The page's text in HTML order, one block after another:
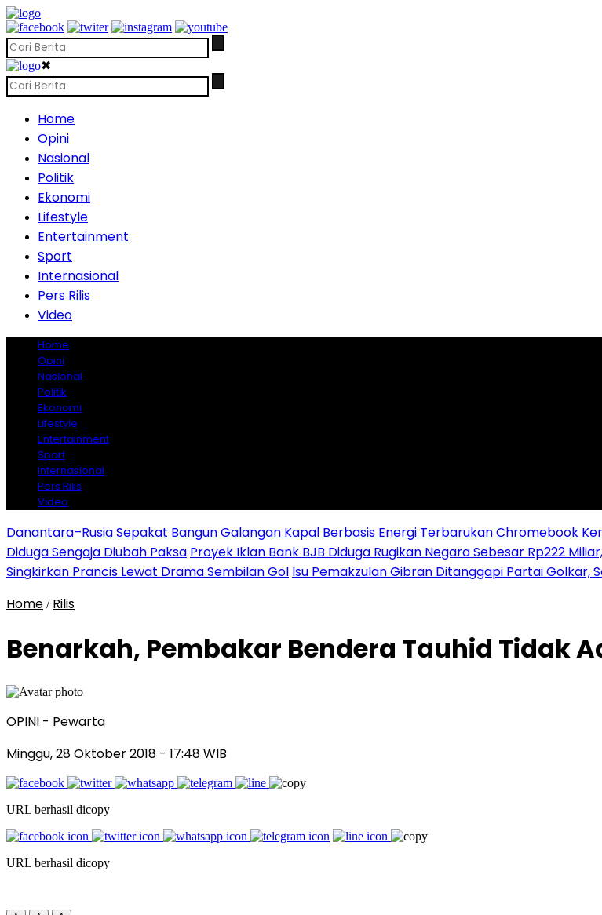
✖
Home
Opini
Nasional
Politik
Ekonomi
Lifestyle
Entertainment
Sport
Internasional
Pers Rilis
Video
Home
Opini
Nasional
Politik
Ekonomi
Lifestyle
Entertainment
Sport
Internasional
Pers Rilis
Video
Danantara–Rusia Sepakat Bangun Galangan Kapal Berbasis Energi TerbarukanChromebook
Diduga Sengaja Diubah Paksa Proyek Iklan Bank BJB Diduga Rugikan Negara Sebesar Rp222
Singkirkan Prancis Lewat Drama Sembilan Gol Isu Pemakzulan Gibran Ditanggapi Partai Golkar,
Home / Rilis
Benarkah, Pembakar Bendera Tauhid Tidak
OPINI - Pewarta
Minggu, 28 Oktober 2018 - 17:48 WIB
URL berhasil dicopy
URL berhasil dicopy